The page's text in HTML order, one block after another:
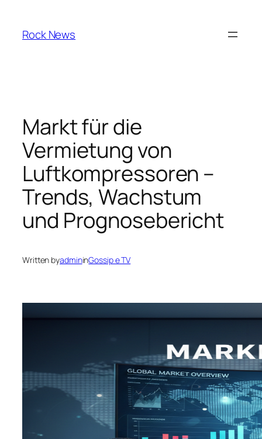
content
Rock News
Markt für die
Vermietung von
Luftkompressoren –
Trends, Wachstum
und Prognosebericht
Written byadmininGossip e TV